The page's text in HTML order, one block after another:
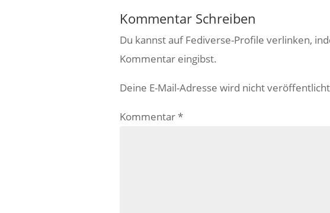
Kommentar Schreiben
Du kannst auf Fediverse-Profile verlinken,
Kommentar eingibst.
Deine E-Mail-Adresse wird nicht
Kommentar*